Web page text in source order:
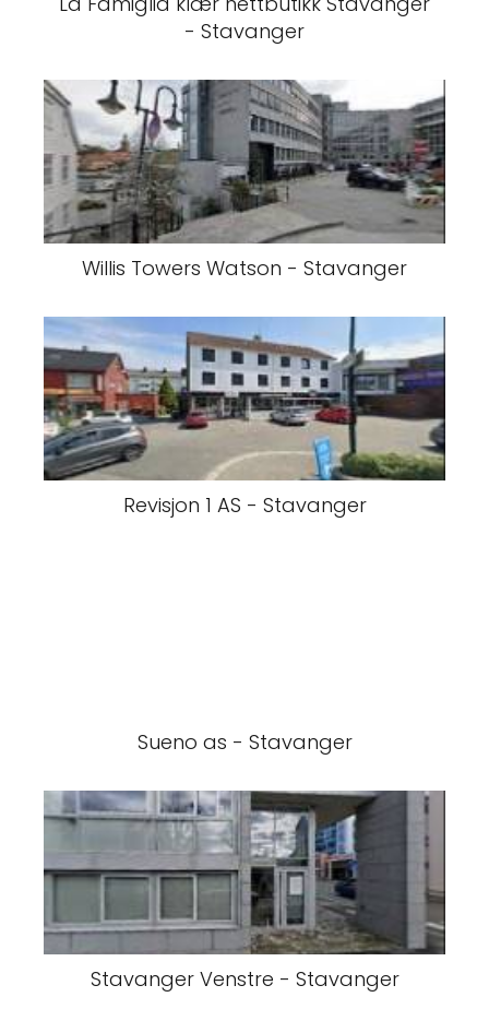
- Stavanger
Willis Towers Watson - Stavanger
Revisjon 1 AS - Stavanger
Sueno as - Stavanger
Stavanger Venstre - Stavanger